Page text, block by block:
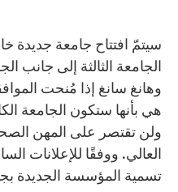
سيتمّ افتتاح جامعة جديدة
الجامعة الثالثة إلى جانب
وهانغ سانغ إذا مُنحت
هي بأنها ستكون الجامعة
ولن تقتصر على المهن
العالي. ووفقًا للإعلانات
تسمية المؤسسة الجديدة